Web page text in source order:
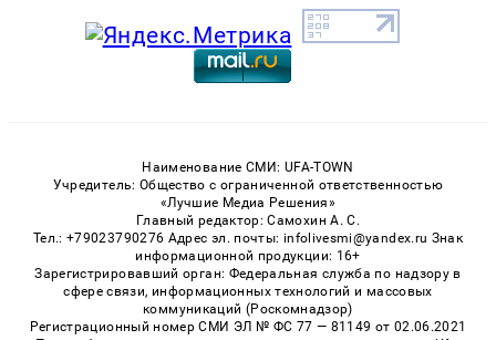
Наименование СМИ: UFA-TOWN
Учредитель: Общество с ограниченной ответственностью
«Лучшие Медиа Решения»
Главный редактор: Самохин А. С.
Тел.: +79023790276 Адрес эл. почты: infolivesmi@yandex.ru Знак
информационной продукции: 16+
Зарегистрировавший орган: Федеральная служба по надзору в
сфере связи, информационных технологий и массовых
коммуникаций (Роскомнадзор)
Регистрационный номер СМИ ЭЛ № ФС 77 — 81149 от 02.06.2021